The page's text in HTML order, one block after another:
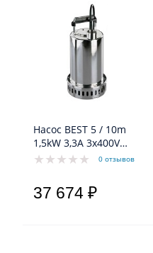
Насос BEST 5 / 10m
1,5kW 3,3A 3x400V
50Hz
0 отзывов
37 674 ₽